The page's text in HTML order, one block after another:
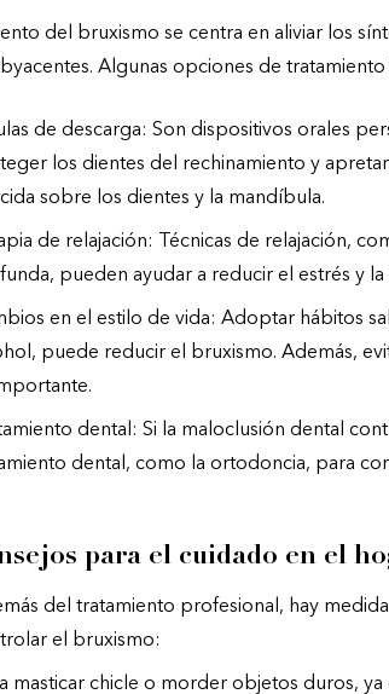
del bruxismo se centra en aliviar los
Algunas opciones de tratamiento
de descarga: Son dispositivos orales
los dientes del rechinamiento y
sobre los dientes y la mandíbula.
de relajación: Técnicas de relajación,
pueden ayudar a reducir el estrés y
en el estilo de vida: Adoptar hábitos
puede reducir el bruxismo. Además,
dental: Si la maloclusión dental
dental, como la ortodoncia, para
para el cuidado en el
del tratamiento profesional, hay
el bruxismo:
masticar chicle o morder objetos duros,